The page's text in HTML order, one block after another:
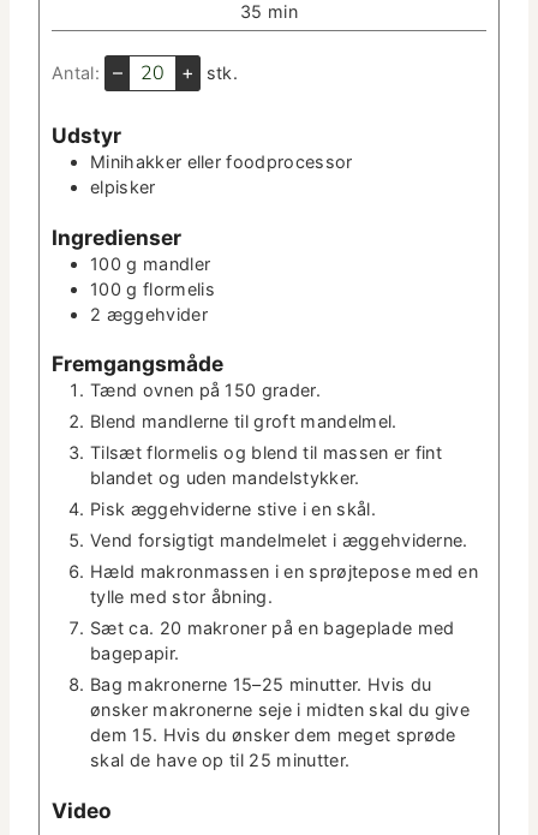
t
­
r
35 m
i
­
min
Antal: – + stk.
Udstyr
Mini­hakker eller food­proces­sor
elpisker
Ingre­di­enser
100 g man­dler
100 g flormelis
2 ægge­hvider
Frem­gangsmåde
Tænd ovnen på 150 grader.
Blend man­dlerne til groft mandelmel.
Tilsæt flormelis og blend til massen er fint
bland­et og uden mandelstykker.
Pisk ægge­hviderne stive i en skål.
Vend for­sigtigt man­delmelet i æggehviderne.
Hæld makro­n­massen i en sprøjtepose med en
tylle med stor åbning.
Sæt ca. 20 makro­ner på en bage­plade med
bagepapir.
Bag makro­nerne 15–25 min­ut­ter. Hvis du
ønsker makro­nerne seje i midten skal du give
dem 15. Hvis du ønsker dem meget sprøde
skal de have op til 25 minutter.
Video